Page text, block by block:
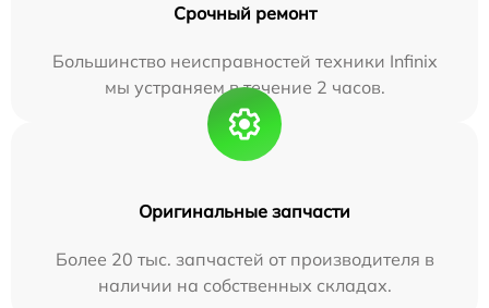
Срочный ремонт
Большинство неисправностей техники Infinix
мы устраняем в течение 2 часов.
Оригинальные запчасти
Более 20 тыс. запчастей от производителя в
наличии на собственных складах.